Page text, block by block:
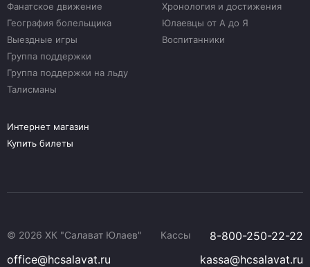
Фанатское движение
География болельщика
Выездные игры
Группа поддержки
Группа поддержки на льду
Талисманы
Хронология и достижения
Юлаевцы от А до Я
Воспитанники
Интернет магазин
Купить билеты
© 2026 ХК "Салават Юлаев" Кассы
8-800-250-22-22
office@hcsalavat.ru
kassa@hcsalavat.ru